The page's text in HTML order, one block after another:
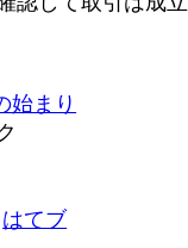
始まり
はてブ